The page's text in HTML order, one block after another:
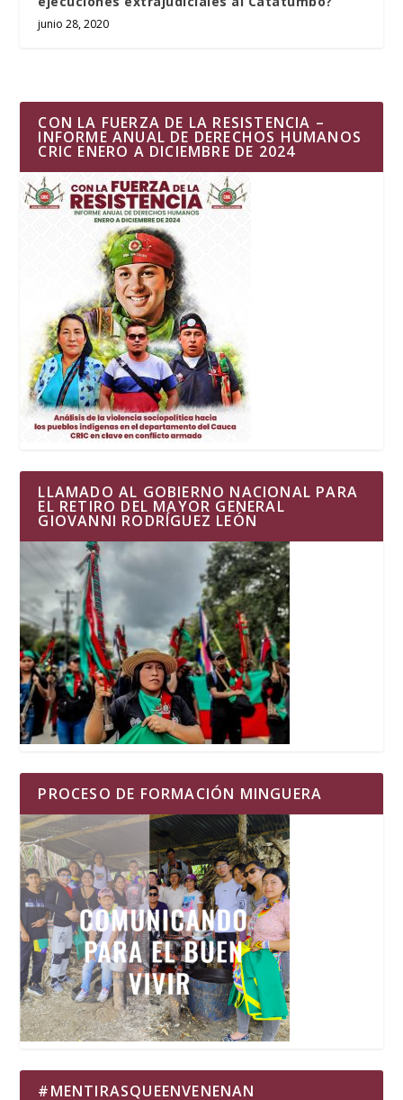
junio 28, 2020
CON LA FUERZA DE LA RESISTENCIA –
INFORME ANUAL DE DERECHOS HUMANOS
CRIC ENERO A DICIEMBRE DE 2024
LLAMADO AL GOBIERNO NACIONAL PARA
EL RETIRO DEL MAYOR GENERAL
GIOVANNI RODRÍGUEZ LEÓN
PROCESO DE FORMACIÓN MINGUERA
#MENTIRASQUEENVENENAN